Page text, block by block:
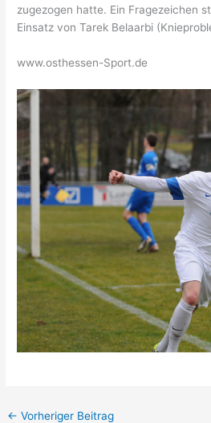
zugezogen hatte. Ein Fragezeichen
Einsatz von Tarek Belaarbi
www.osthessen-Sport.de
← Vorheriger Beitrag